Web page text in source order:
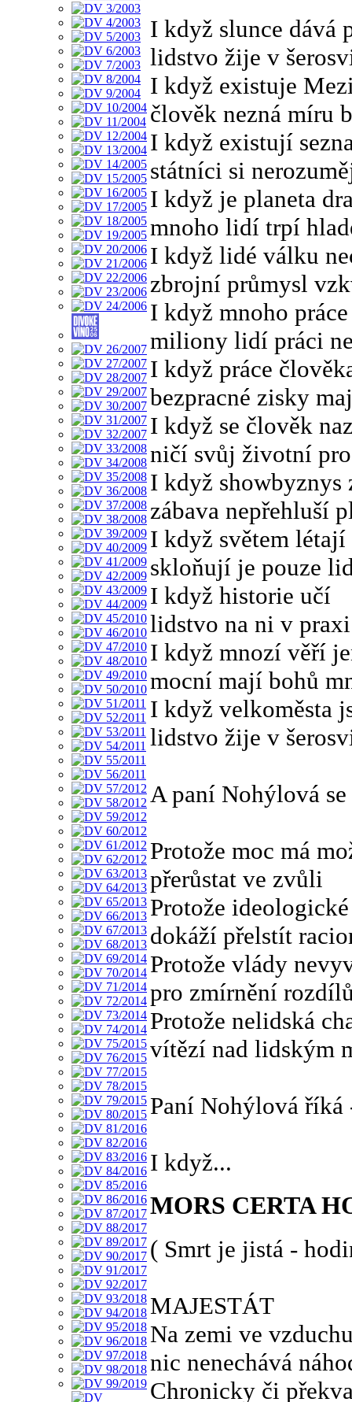
I když slunce dává
lidstvo žije v
I když existuje
člověk nezná míru
I když existují
státníci si
I když je planeta
mnoho lidí trpí
I když lidé válku
zbrojní průmysl
I když mnoho
miliony lidí práci
I když práce
bezpracné zisky
I když se člověk
ničí svůj životní
I když showbyznys
zábava nepřehluší
I když světem létají
skloňují je pouze
I když historie učí
lidstvo na ni v
I když mnozí věří
mocní mají bohů
I když velkoměsta
lidstvo žije v
A paní Nohýlová
Protože moc má
přerůstat ve zvůli
Protože
dokáží přelstít
Protože vlády
pro zmírnění
Protože nelidská
vítězí nad lidským
Paní Nohýlová
I když...
MORS CERTA
( Smrt je jistá -
MAJESTÁT
Na zemi ve
nic nenechává
Chronicky či